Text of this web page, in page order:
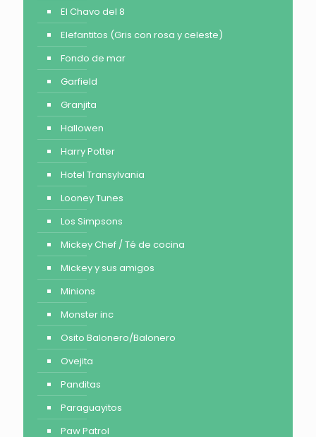
El Chavo del 8
Elefantitos (Gris con rosa y celeste)
Fondo de mar
Garfield
Granjita
Hallowen
Harry Potter
Hotel Transylvania
Looney Tunes
Los Simpsons
Mickey Chef / Té de cocina
Mickey y sus amigos
Minions
Monster inc
Osito Balonero/Balonero
Ovejita
Panditas
Paraguayitos
Paw Patrol